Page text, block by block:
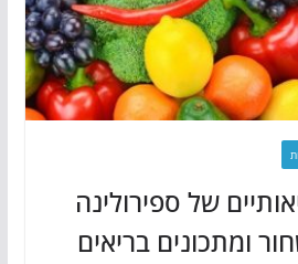
של ספירולינה
ומתכונים בריאים